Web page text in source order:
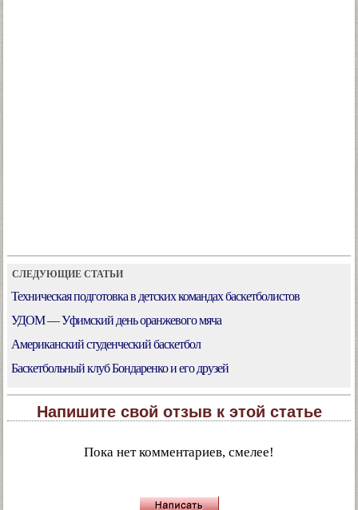
СЛЕДУЮЩИЕ СТАТЬИ
Техническая подготовка в детских командах баскетболистов
УДОМ — Уфимский день оранжевого мяча
Американский студенческий баскетбол
Баскетбольный клуб Бондаренко и его друзей
Напишите свой отзыв к этой статье
Пока нет комментариев, смелее!